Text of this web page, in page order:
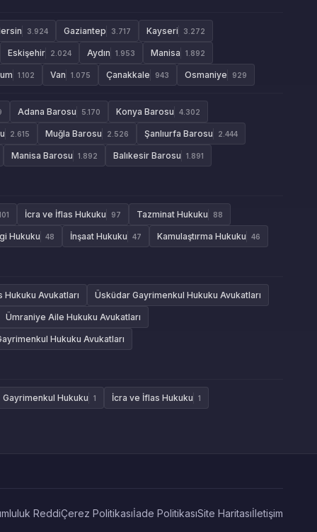
3.924 Gaziantep 3.717 Kayseri 3.272
Eskişehir 2.024 Aydın 1.953 Manisa 1.892
1.102 Van 1.075 Çanakkale 943 Osmaniye 929
Adana Barosu 5.170 Konya Barosu 4.302
2.615 Muğla Barosu 2.526 Şanlıurfa Barosu 2.444
Manisa Barosu 1.892 Balıkesir Barosu 1.891
İcra ve İflas Hukuku 97 Tazminat Hukuku 88
Hukuku 48 İnşaat Hukuku 47 Kamulaştırma Hukuku 46
Avukatları Üsküdar Gayrimenkul Hukuku Avukatları
Ümraniye Aile Hukuku Avukatları
Hukuku Avukatları
Gayrimenkul Hukuku 1 İcra ve İflas Hukuku 1
ReddiÇerez Politikasıİade PolitikasıSite Haritasıİletişim